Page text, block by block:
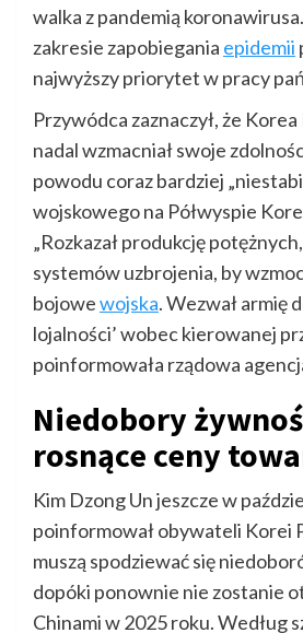
walka z pandemią
zakresie zapobiegania epidemii
najwyższy priorytet w pracy
Przywódca zaznaczył, że
nadal wzmacniał swoje
powodu coraz bardziej
wojskowego na Półwyspie
„Rozkazał produkcję
systemów uzbrojenia, by
bojowewojska. Wezwał armię
lojalności’ wobec kierowanej
poinformowała rządowa
Niedobory
rosnące ceny
Kim Dzong Un jeszcze w
poinformował obywateli Korei
muszą spodziewać się
dopóki ponownie nie zostanie
Chinami w 2025 roku. Według